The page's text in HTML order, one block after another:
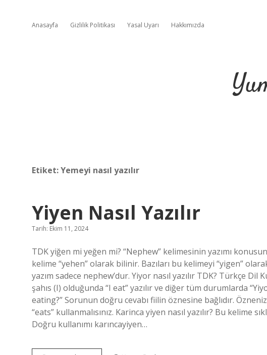
Anasayfa Gizlilik Politikası Yasal Uyarı Hakkımızda
Etiket:Yemeyi nasıl yazılır
Yiyen Nasıl Yazılır
Tarih: Ekim 11, 2024
TDK yiğen mi yeğen mi? “Nephew” kelimesinin yazımı
kelime “yehen” olarak bilinir. Bazıları bu kelimeyi “yigen”
yazım sadece nephew’dur. Yiyor nasıl yazılır TDK? Türkçe
şahıs (I) olduğunda “I eat” yazılır ve diğer tüm durumlarda
eating?” Sorunun doğru cevabı fiilin öznesine bağlıdır.
“eats” kullanmalısınız. Karinca yiyen nasıl yazılır? Bu kelime
Doğru kullanımı karıncayiyen…